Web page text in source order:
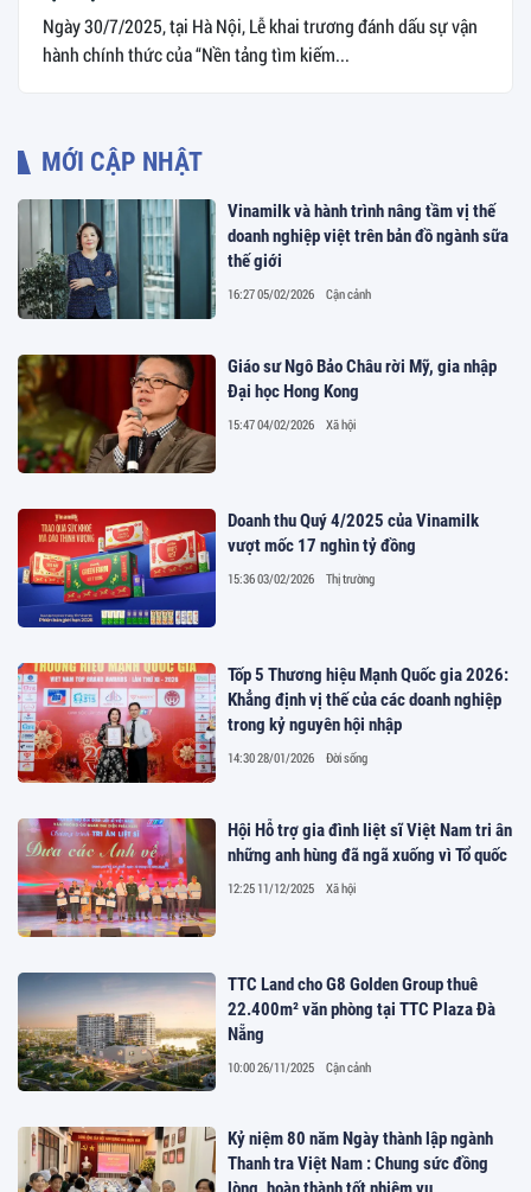
Ngày 30/7/2025, tại Hà Nội, Lễ khai trương đánh dấu sự vận
hành chính thức của “Nền tảng tìm kiếm...
MỚI CẬP NHẬT
Vinamilk và hành trình nâng tầm vị thế
doanh nghiệp việt trên bản đồ ngành sữa
thế giới
16:27 05/02/2026 Cận cảnh
Giáo sư Ngô Bảo Châu rời Mỹ, gia nhập
Đại học Hong Kong
15:47 04/02/2026 Xã hội
Doanh thu Quý 4/2025 của Vinamilk
vượt mốc 17 nghìn tỷ đồng
15:36 03/02/2026 Thị trường
Tốp 5 Thương hiệu Mạnh Quốc gia 2026:
Khẳng định vị thế của các doanh nghiệp
trong kỷ nguyên hội nhập
14:30 28/01/2026 Đời sống
Hội Hỗ trợ gia đình liệt sĩ Việt Nam tri ân
những anh hùng đã ngã xuống vì Tổ quốc
12:25 11/12/2025 Xã hội
TTC Land cho G8 Golden Group thuê
22.400m² văn phòng tại TTC Plaza Đà
Nẵng
10:00 26/11/2025 Cận cảnh
Kỷ niệm 80 năm Ngày thành lập ngành
Thanh tra Việt Nam : Chung sức đồng